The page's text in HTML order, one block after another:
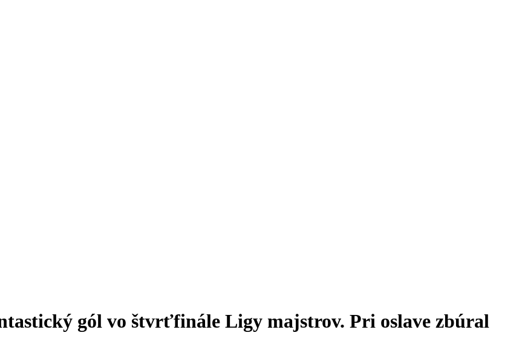
gól vo štvrťfinále Ligy majstrov. Pri oslave zbúral